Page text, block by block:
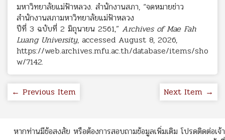
มหาวิทยาลัยแม่ฟ้าหลวง. สำนักงานสภา, “จดหมายข่าว
สำนักงานสภามหาวิทยาลัยแม่ฟ้าหลวง
ปีที่ 3 ฉบับที่ 2 มิถุนายน 2561,” Archives of Mae Fah
Luang University, accessed August 8, 2026,
https://web.archives.mfu.ac.th/database/items/sho
w/7142.
← Previous Item Next Item →
หากท่านมีข้อสงสัย หรือต้องการสอบถามข้อมูลเพิ่มเติม โปรดติดต่อเจ้า